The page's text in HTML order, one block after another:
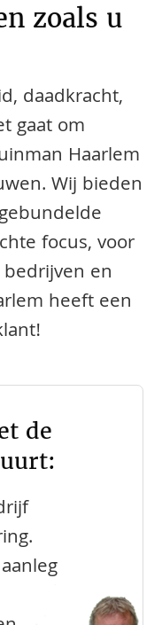
zoals u
daadkracht,
gaat om
Haarlem
Wij bieden
focus, voor
en
heeft een
de